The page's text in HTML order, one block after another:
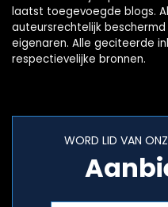
laatst toegevoegde blogs.
auteursrechtelijk
eigenaren. Alle geciteerde
respectievelijke bronnen.
WORD LID VAN